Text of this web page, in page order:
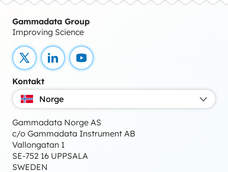
Gammadata Group
Improving Science
X LinkedInYouTube
Kontakt
Norge
Gammadata Norge AS
c/o Gammadata Instrument AB
Vallongatan 1
SE-752 16 UPPSALA
SWEDEN